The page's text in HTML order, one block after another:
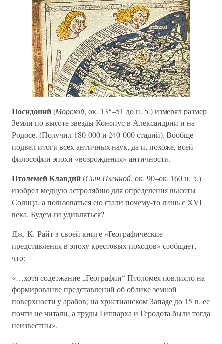
Посидоний(Морской, ок. 135–51 до н. э.) измерял размер
Земли по высоте звезды Конопус в Александрии и на
Родосе. (Получил 180 000 и 240 000 стадий). Вообще
подвел итоги всех античных наук, да и, похоже, всей
философии эпохи «возрождения» античности.
Птолемей Клавдий(Сын Пленной, ок. 90–ок. 160 н. э.)
изобрел медную астролябию для определения высоты
Солнца, а пользоваться ею стали почему-то лишь с XVI
века. Будем ли удивляться?
Дж. К. Райт в своей книге «Географические
представления в эпоху крестовых походов» сообщает,
что:
«…хотя содержание „Географии“ Птоломея повлияло на
формирование представлений об облике земной
поверхности у арабов, на христианском Западе до 15 в. ее
почти не читали, а труды Гиппарха и Геродота были тогда
неизвестны».